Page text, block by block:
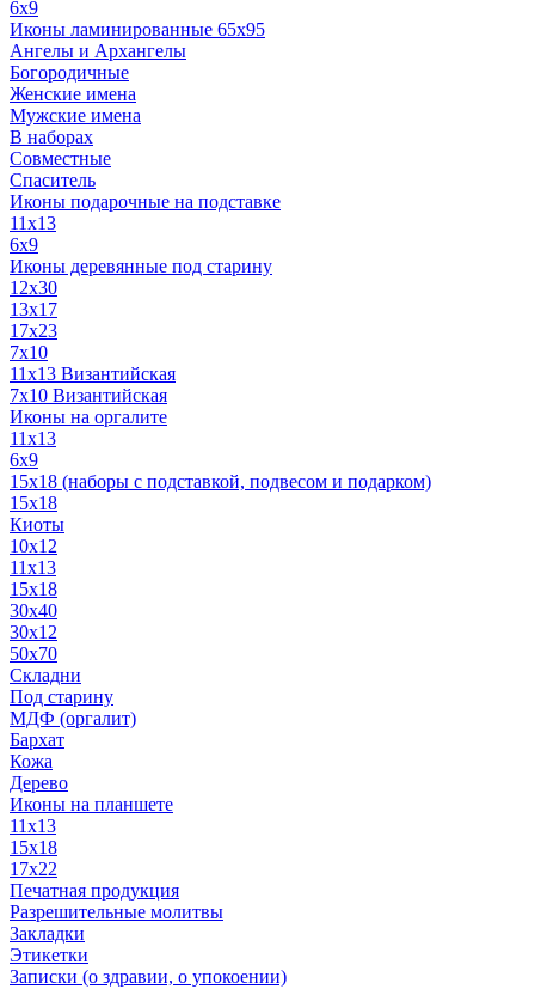
6x9
Иконы ламинированные 65x95
Ангелы и Архангелы
Богородичные
Женские имена
Мужские имена
В наборах
Совместные
Спаситель
Иконы подарочные на подставке
11x13
6x9
Иконы деревянные под старину
12х30
13x17
17x23
7x10
11x13 Византийская
7x10 Византийская
Иконы на оргалите
11x13
6x9
15х18 (наборы с подставкой, подвесом и подарком)
15x18
Киоты
10x12
11x13
15x18
30x40
30х12
50x70
Складни
Под старину
МДФ (оргалит)
Бархат
Кожа
Дерево
Иконы на планшете
11х13
15х18
17х22
Печатная продукция
Разрешительные молитвы
Закладки
Этикетки
Записки (о здравии, о упокоении)